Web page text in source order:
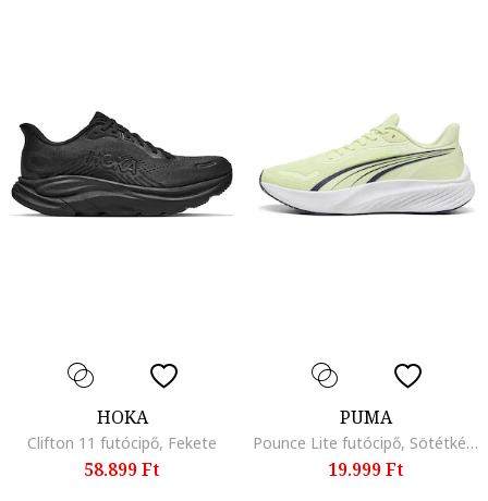
HOKA
Clifton 11 futócipő, Fekete
58.899 Ft
PUMA
Pounce Lite futócipő, Sötétkék/Pisztáciazöld
19.999 Ft